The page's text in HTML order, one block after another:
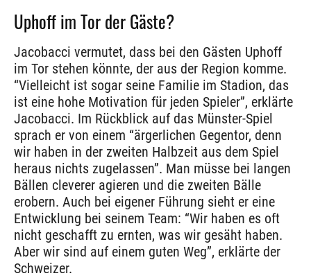
Uphoff im Tor der Gäste?
Jacobacci vermutet, dass bei den Gästen Uphoff
im Tor stehen könnte, der aus der Region komme.
“Vielleicht ist sogar seine Familie im Stadion, das
ist eine hohe Motivation für jeden Spieler”, erklärte
Jacobacci. Im Rückblick auf das Münster-Spiel
sprach er von einem “ärgerlichen Gegentor, denn
wir haben in der zweiten Halbzeit aus dem Spiel
heraus nichts zugelassen”. Man müsse bei langen
Bällen cleverer agieren und die zweiten Bälle
erobern. Auch bei eigener Führung sieht er eine
Entwicklung bei seinem Team: “Wir haben es oft
nicht geschafft zu ernten, was wir gesäht haben.
Aber wir sind auf einem guten Weg”, erklärte der
Schweizer.